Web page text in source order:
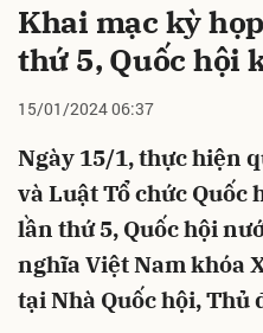
Khai mạc kỳ
thứ 5, Quốc hội
15/01/2024 06:37
Ngày 15/1, thực hiện
và Luật Tổ chức Quốc
lần thứ 5, Quốc hội
nghĩa Việt Nam khóa
tại Nhà Quốc hội, Thủ